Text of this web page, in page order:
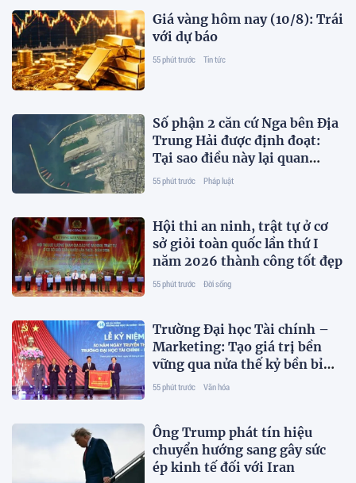
Giá vàng hôm nay (10/8): Trái
với dự báo
55 phút trước Tin tức
Số phận 2 căn cứ Nga bên Địa
Trung Hải được định đoạt:
Tại sao điều này lại quan
trọng?
55 phút trước Pháp luật
Hội thi an ninh, trật tự ở cơ
sở giỏi toàn quốc lần thứ I
năm 2026 thành công tốt đẹp
55 phút trước Đời sống
Trường Đại học Tài chính –
Marketing: Tạo giá trị bền
vững qua nửa thế kỷ bền bỉ
vun đắp truyền thống và tri
55 phút trước Văn hóa
Ông Trump phát tín hiệu
chuyển hướng sang gây sức
ép kinh tế đối với Iran